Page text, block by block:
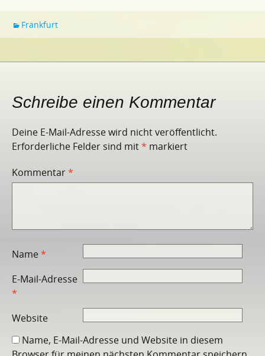
Frankfurt
Schreibe einen Kommentar
Deine E-Mail-Adresse wird nicht veröffentlicht.
Erforderliche Felder sind mit* markiert
Kommentar*
Name*
E-Mail-Adresse
*
Website
Name, E-Mail-Adresse und Website in diesem